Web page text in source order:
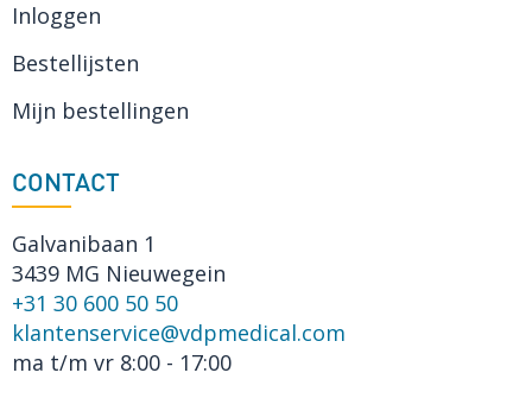
Inloggen
Bestellijsten
Mijn bestellingen
CONTACT
Galvanibaan 1
3439 MG Nieuwegein
+31 30 600 50 50
klantenservice@vdpmedical.com
ma t/m vr 8:00 - 17:00